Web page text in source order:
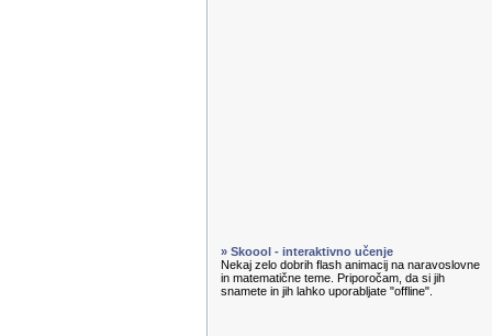
» Skoool - interaktivno učenje
Nekaj zelo dobrih flash animacij na naravoslovne
in matematične teme. Priporočam, da si jih
snamete in jih lahko uporabljate "offline".